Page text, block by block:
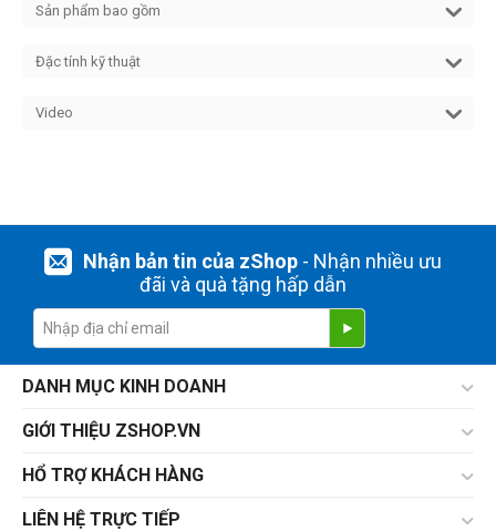
Sản phẩm bao gồm
Đặc tính kỹ thuật
Video
Nhận bản tin của zShop- Nhận nhiều ưu
đãi và quà tặng hấp dẫn
DANH MỤC KINH DOANH
GIỚI THIỆU ZSHOP.VN
HỔ TRỢ KHÁCH HÀNG
LIÊN HỆ TRỰC TIẾP